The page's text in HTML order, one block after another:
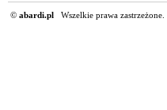
© abardi.pl Wszelkie prawa zastrzeżone.